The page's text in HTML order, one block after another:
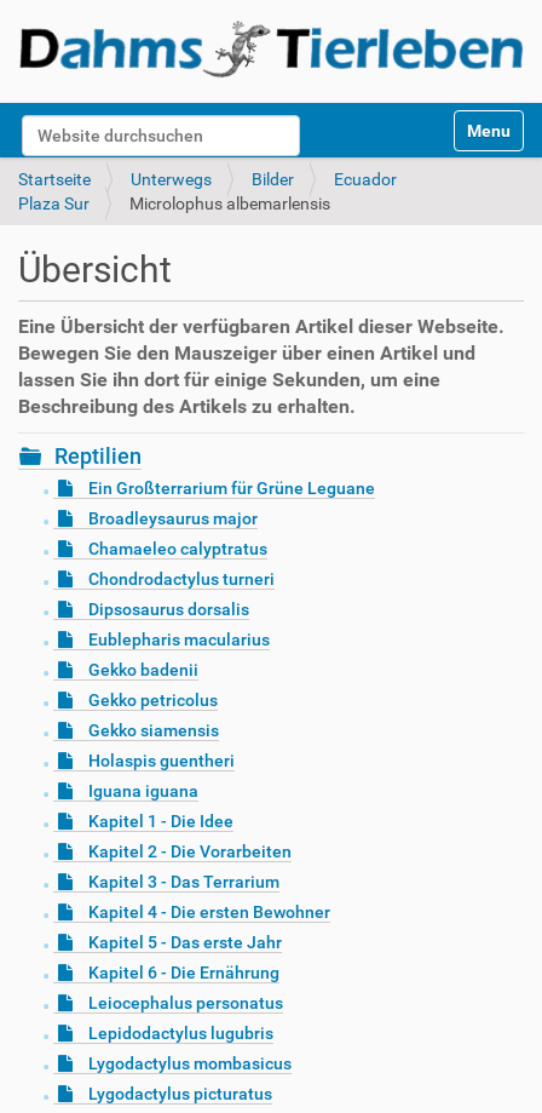
Website durchsuchen
k
Toggle
Startseite Unterwegs Bilder
Ecuador
Plaza Sur
Microlophus albemarlensis
Übersicht
Eine Übersicht der verfügbaren Artikel dieser Webseite.
Bewegen Sie den Mauszeiger über einen Artikel und
lassen Sie ihn dort für einige Sekunden, um eine
Beschreibung des Artikels zu erhalten.
Reptilien
Ein Großterrarium für Grüne Leguane
Broadleysaurus major
Chamaeleo calyptratus
Chondrodactylus turneri
Dipsosaurus dorsalis
Eublepharis macularius
Gekko badenii
Gekko petricolus
Gekko siamensis
Holaspis guentheri
Iguana iguana
Kapitel 1 - Die Idee
Kapitel 2 - Die Vorarbeiten
Kapitel 3 - Das Terrarium
Kapitel 4 - Die ersten Bewohner
Kapitel 5 - Das erste Jahr
Kapitel 6 - Die Ernährung
Leiocephalus personatus
Lepidodactylus lugubris
Lygodactylus mombasicus
Lygodactylus picturatus